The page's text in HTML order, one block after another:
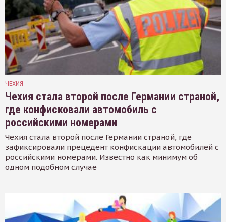
ЧЕХИЯ
Чехия стала второй после Германии страной,
где конфисковали автомобиль с
российскими номерами
Чехия стала второй после Германии страной, где
зафиксировали прецедент конфискации автомобилей с
российскими номерами. Известно как минимум об
одном подобном случае